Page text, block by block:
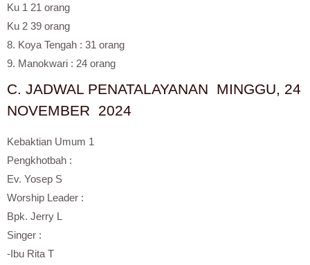
Ku 1 21 orang
Ku 2 39 orang
8. Koya Tengah : 31 orang
9. Manokwari : 24 orang
C. JADWAL PENATALAYANAN MINGGU, 24
NOVEMBER 2024
Kebaktian Umum 1
Pengkhotbah :
Ev. Yosep S
Worship Leader :
Bpk. Jerry L
Singer :
-Ibu Rita T